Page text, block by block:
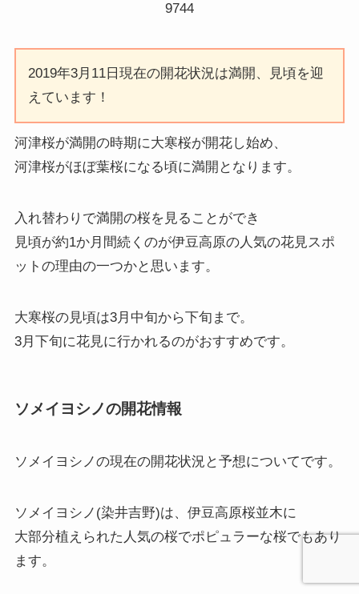
9744
2019年3月11日現在の開花状況は満開、見頃を迎
えています！
河津桜が満開の時期に大寒桜が開花し始め、
河津桜がほぼ葉桜になる頃に満開となります。
入れ替わりで満開の桜を見ることができ
見頃が約1か月間続くのが伊豆高原の人気の花見スポ
ットの理由の一つかと思います。
大寒桜の見頃は3月中旬から下旬まで。
3月下旬に花見に行かれるのがおすすめです。
ソメイヨシノの開花情報
ソメイヨシノの現在の開花状況と予想についてです。
ソメイヨシノ(染井吉野)は、伊豆高原桜並木に
大部分植えられた人気の桜でポピュラーな桜でもあり
ます。